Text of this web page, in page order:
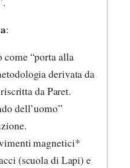
:
come “porta alla
derivata da
da Paret.
dell’uomo”
magnetici*
(scuola di Lapi) e